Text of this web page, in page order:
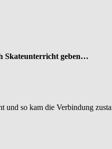
Skateunterricht geben…
so kam die Verbindung